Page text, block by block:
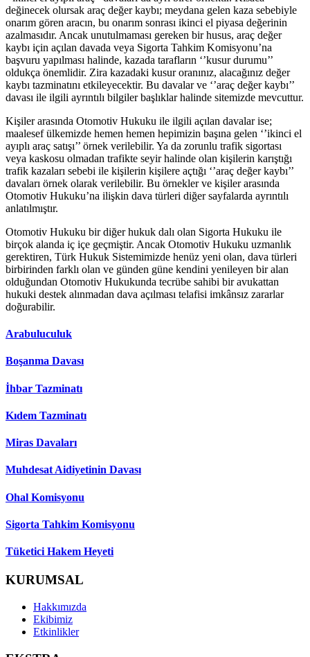
değinecek olursak araç değer kaybı; meydana gelen kaza sebebiyle
onarım gören aracın, bu onarım sonrası ikinci el piyasa değerinin
azalmasıdır. Ancak unutulmaması gereken bir husus, araç değer
kaybı için açılan davada veya Sigorta Tahkim Komisyonu’na
başvuru yapılması halinde, kazada tarafların ‘’kusur durumu’’
oldukça önemlidir. Zira kazadaki kusur oranınız, alacağınız değer
kaybı tazminatını etkileyecektir. Bu davalar ve ‘’araç değer kaybı’’
davası ile ilgili ayrıntılı bilgiler başlıklar halinde sitemizde mevcuttur.
Kişiler arasında Otomotiv Hukuku ile ilgili açılan davalar ise;
maalesef ülkemizde hemen hemen hepimizin başına gelen ‘’ikinci el
ayıplı araç satışı’’ örnek verilebilir. Ya da zorunlu trafik sigortası
veya kaskosu olmadan trafikte seyir halinde olan kişilerin karıştığı
trafik kazaları sebebi ile kişilerin kişilere açtığı ‘’araç değer kaybı’’
davaları örnek olarak verilebilir. Bu örnekler ve kişiler arasında
Otomotiv Hukuku’na ilişkin dava türleri diğer sayfalarda ayrıntılı
anlatılmıştır.
Otomotiv Hukuku bir diğer hukuk dalı olan Sigorta Hukuku ile
birçok alanda iç içe geçmiştir. Ancak Otomotiv Hukuku uzmanlık
gerektiren, Türk Hukuk Sistemimizde henüz yeni olan, dava türleri
birbirinden farklı olan ve günden güne kendini yenileyen bir alan
olduğundan Otomotiv Hukukunda tecrübe sahibi bir avukattan
hukuki destek alınmadan dava açılması telafisi imkânsız zararlar
doğurabilir.
Arabuluculuk
Boşanma Davası
İhbar Tazminatı
Kıdem Tazminatı
Miras Davaları
Muhdesat Aidiyetinin Davası
Ohal Komisyonu
Sigorta Tahkim Komisyonu
Tüketici Hakem Heyeti
KURUMSAL
Hakkımızda
Ekibimiz
Etkinlikler